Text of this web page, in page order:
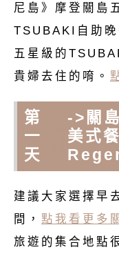
尼島》摩登關島
TSUBAKI自助晚
五星級的
貴婦去住的唷。
第
一
天
->關
美式
建議大家選擇早
間， 點我看更多
旅遊的集合地點